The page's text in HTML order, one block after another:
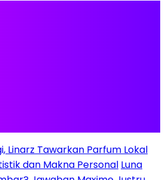
Linarz Tawarkan Parfum Lokal
dan Makna Personal Luna